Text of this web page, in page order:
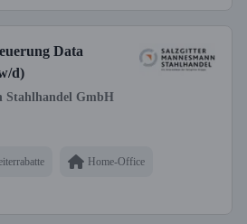
Data
d)
Stahlhandel GmbH
Home-Office